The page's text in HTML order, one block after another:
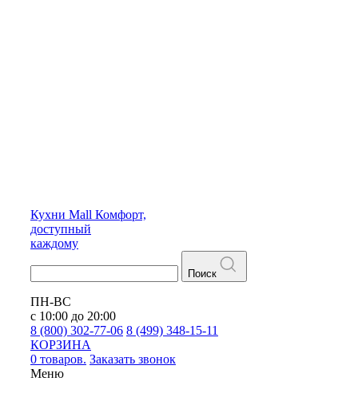
Кухни Mall Комфорт,
доступный
каждому
Поиск
ПН-ВС
с 10:00 до 20:00
8 (800) 302-77-06 8 (499) 348-15-11
КОРЗИНА
0 товаров. Заказать звонок
Меню